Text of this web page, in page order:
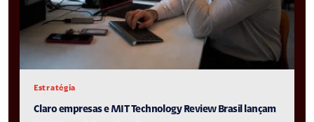
Estratégia
Claro empresas e MIT Technology Review Brasil lançam